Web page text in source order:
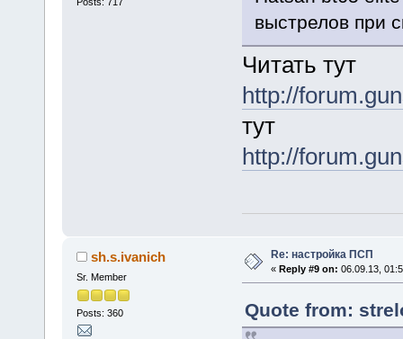
выстрелов при
Читать тут
http://
тут
http://
sh.s.ivanich
Sr. Member
Posts: 360
Re: настройка ПСП
« Reply #9 on: 06.09.13,
Quote from: